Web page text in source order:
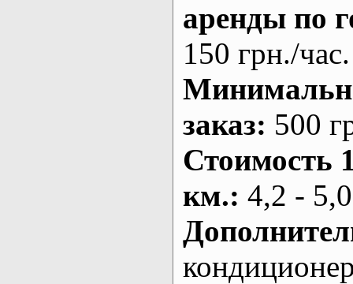
аренды по
150 грн./час.
заказ: 500
Стоимость
км.: 4,2 -